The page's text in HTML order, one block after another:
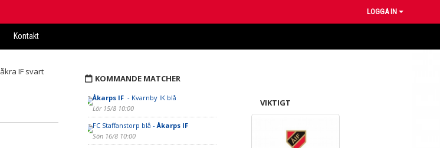
LOGGA IN
Kontakt
KOMMANDE MATCHER
Åkarps IF - Kvarnby IK blå
Lör 15/8 10:00
FC Staffanstorp blå -Åkarps IF
Sön 16/8 10:00
VIKTIGT